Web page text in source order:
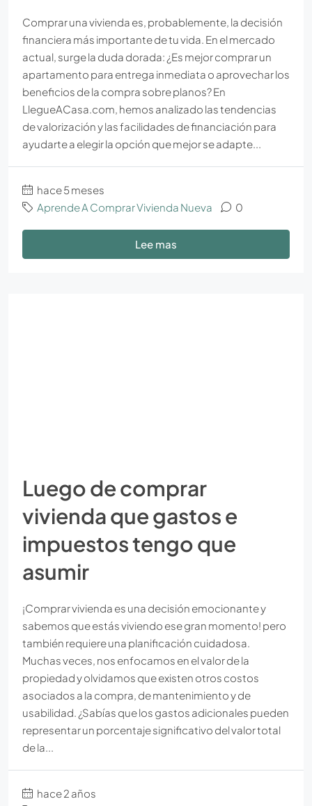
Comprar una vivienda es, probablemente, la decisión
financiera más importante de tu vida. En el mercado
actual, surge la duda dorada: ¿Es mejor comprar un
apartamento para entrega inmediata o aprovechar los
beneficios de la compra sobre planos? En
LlegueACasa.com, hemos analizado las tendencias
de valorización y las facilidades de financiación para
ayudarte a elegir la opción que mejor se adapte...
hace 5 meses
Aprende A Comprar Vivienda Nueva
0
Lee mas
Luego de comprar
vivienda que gastos e
impuestos tengo que
asumir
¡Comprar vivienda es una decisión emocionante y
sabemos que estás viviendo ese gran momento! pero
también requiere una planificación cuidadosa.
Muchas veces, nos enfocamos en el valor de la
propiedad y olvidamos que existen otros costos
asociados a la compra, de mantenimiento y de
usabilidad. ¿Sabías que los gastos adicionales pueden
representar un porcentaje significativo del valor total
de la...
hace 2 años